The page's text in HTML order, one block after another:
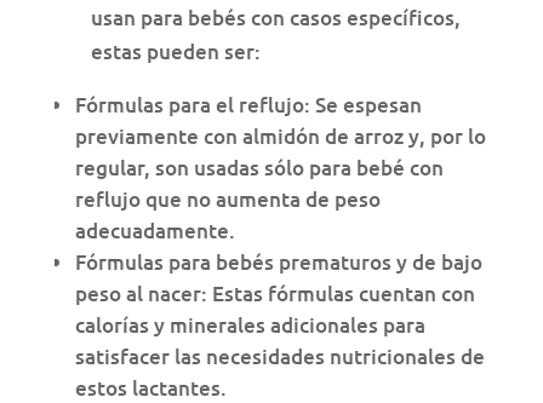
usan para bebés con casos específicos,
estas pueden ser:
Fórmulas para el reflujo: Se espesan
previamente con almidón de arroz y, por lo
regular, son usadas sólo para bebé con
reflujo que no aumenta de peso
adecuadamente.
Fórmulas para bebés prematuros y de bajo
peso al nacer: Estas fórmulas cuentan con
calorías y minerales adicionales para
satisfacer las necesidades nutricionales de
estos lactantes.